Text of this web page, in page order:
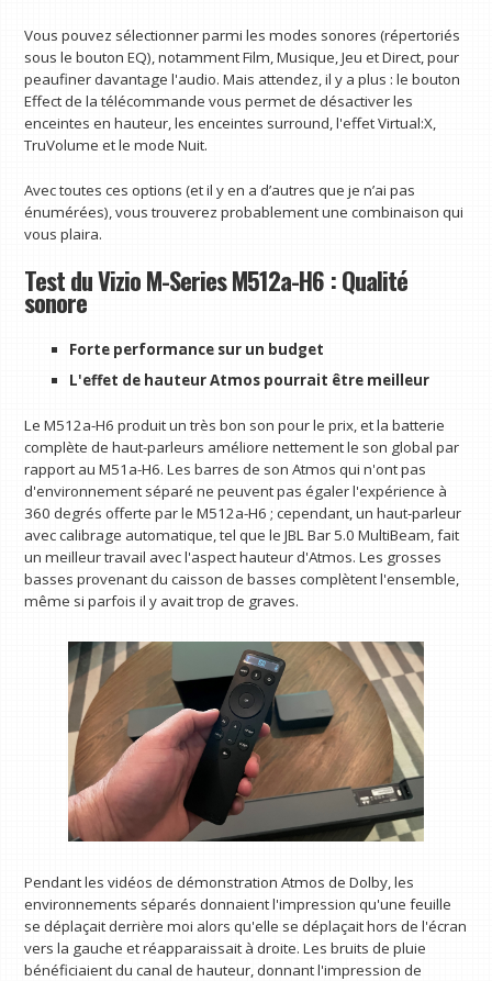
Vous pouvez sélectionner parmi les modes sonores (répertoriés
sous le bouton EQ), notamment Film, Musique, Jeu et Direct, pour
peaufiner davantage l'audio. Mais attendez, il y a plus : le bouton
Effect de la télécommande vous permet de désactiver les
enceintes en hauteur, les enceintes surround, l'effet Virtual:X,
TruVolume et le mode Nuit.
Avec toutes ces options (et il y en a d’autres que je n’ai pas
énumérées), vous trouverez probablement une combinaison qui
vous plaira.
Test du Vizio M-Series M512a-H6 : Qualité
sonore
Forte performance sur un budget
L'effet de hauteur Atmos pourrait être meilleur
Le M512a-H6 produit un très bon son pour le prix, et la batterie
complète de haut-parleurs améliore nettement le son global par
rapport au M51a-H6. Les barres de son Atmos qui n'ont pas
d'environnement séparé ne peuvent pas égaler l'expérience à
360 degrés offerte par le M512a-H6 ; cependant, un haut-parleur
avec calibrage automatique, tel que le JBL Bar 5.0 MultiBeam, fait
un meilleur travail avec l'aspect hauteur d'Atmos. Les grosses
basses provenant du caisson de basses complètent l'ensemble,
même si parfois il y avait trop de graves.
Pendant les vidéos de démonstration Atmos de Dolby, les
environnements séparés donnaient l'impression qu'une feuille
se déplaçait derrière moi alors qu'elle se déplaçait hors de l'écran
vers la gauche et réapparaissait à droite. Les bruits de pluie
bénéficiaient du canal de hauteur, donnant l'impression de